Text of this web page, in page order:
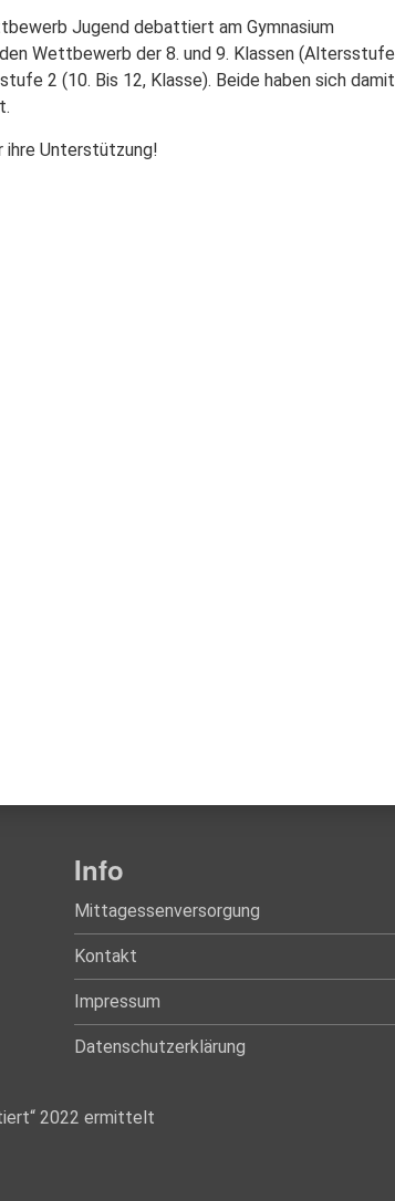
Jugend debattiert am Gymnasium
Wettbewerb der 8. und 9. Klassen (Altersstufe
2 (10. Bis 12, Klasse). Beide haben sich damit
ihre Unterstützung!
Info
Mittagessenversorgung
Kontakt
Impressum
Datenschutzerklärung
2022 ermittelt